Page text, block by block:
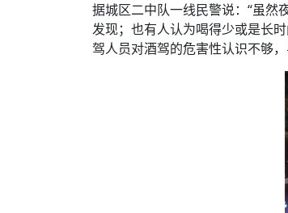
据城区二中队一线民警说：“虽然
发现；也有人认为喝得少或是长
驾人员对酒驾的危害性认识不够